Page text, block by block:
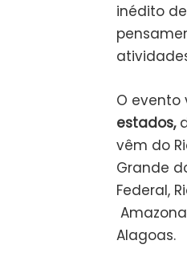
inédito
O evento
estados,
vêm do
Grande
Federal,
Alagoas.